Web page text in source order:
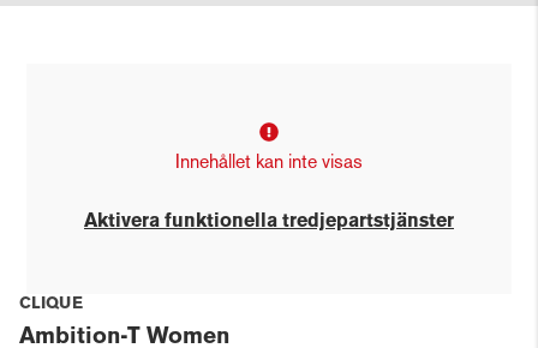
Innehållet kan inte visas
Aktivera funktionella tredjepartstjänster
CLIQUE
Ambition-T Women